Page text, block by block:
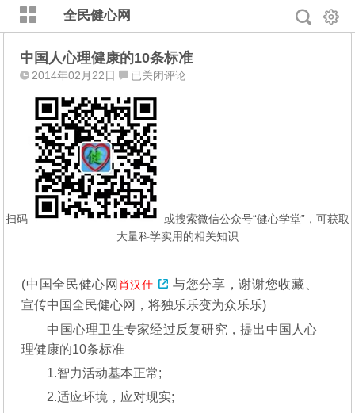
全民健心网
中国人心理健康的10条标准
2014年02月22日
中
人
心
理
健
康
的
10
条
已关闭评论
扫码
或搜索微信公众号“健心学堂”，可获取
大量科学实用的相关知识
(中国全民健心网 肖汉仕
与您分享，谢谢您收藏、
宣传中国全民健心网，将独乐乐变为众乐乐)
中国心理卫生专家经过反复研究，提出中国人心
理健康的10条标准
1.智力活动基本正常;
2.适应环境，应对现实;